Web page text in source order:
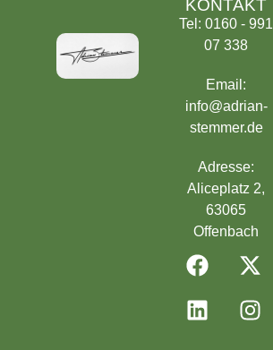
KONTAKT
Tel: 0160 - 991
07 338
Email:
info@adrian-
stemmer.de
Adresse:
Aliceplatz 2,
63065
Offenbach